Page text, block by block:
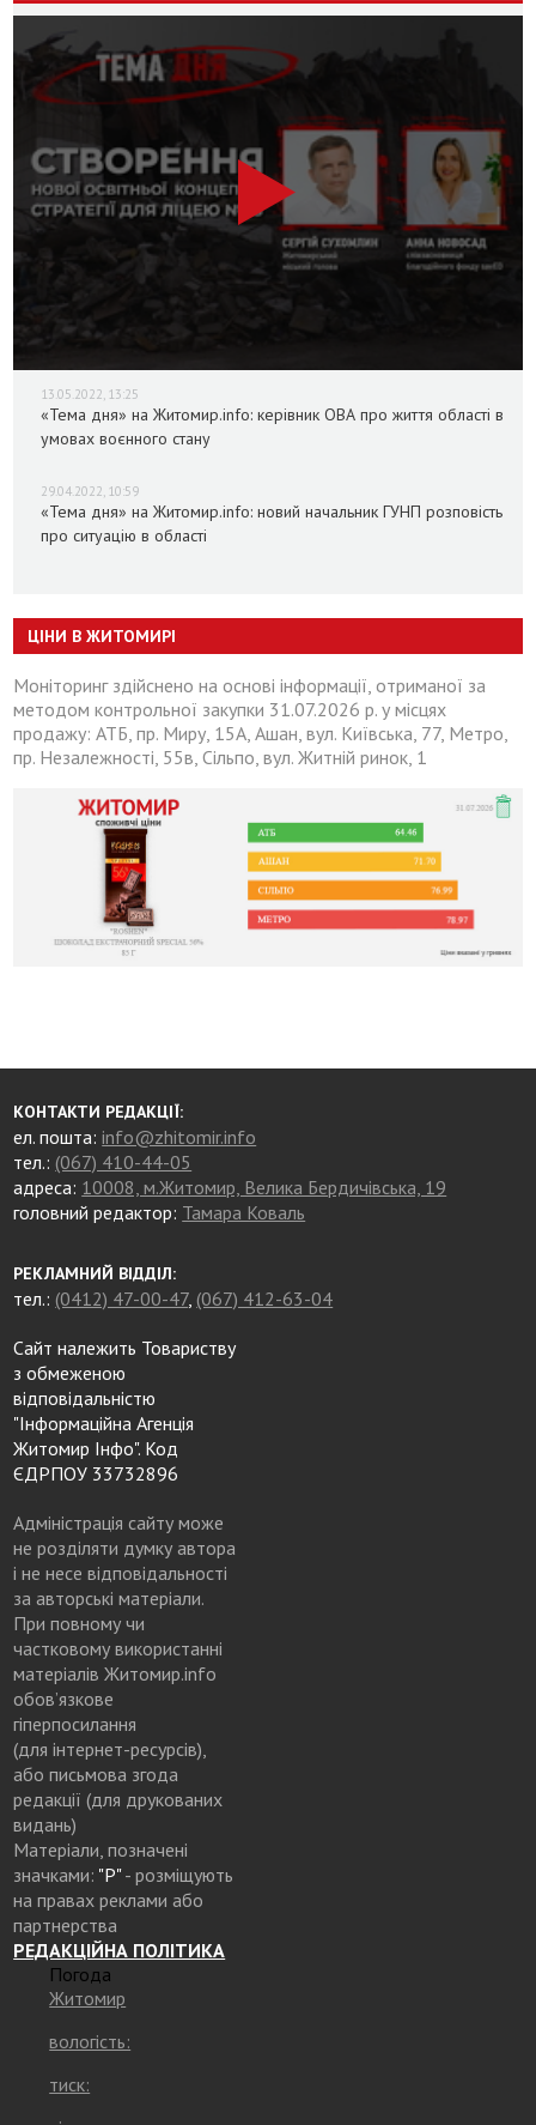
13.05.2022, 13:25
«Тема дня» на Житомир.info: керівник ОВА про життя області в
умовах воєнного стану
29.04.2022, 10:59
«Тема дня» на Житомир.info: новий начальник ГУНП розповість
про ситуацію в області
ЦІНИ В ЖИТОМИРІ
Моніторинг здійснено на основі інформації, отриманої за
методом контрольної закупки 31.07.2026 р. у місцях
продажу: АТБ, пр. Миру, 15А, Ашан, вул. Київська, 77, Метро,
пр. Незалежності, 55в, Сільпо, вул. Житній ринок, 1
КОНТАКТИ РЕДАКЦІЇ:
ел. пошта:info@zhitomir.info
тел.: (067) 410-44-05
адреса: 10008, м.Житомир, Велика Бердичівська, 19
головний редактор: Тамара Коваль
РЕКЛАМНИЙ ВІДДІЛ:
тел.: (0412) 47-00-47, (067) 412-63-04
Сайт належить Товариству
з обмеженою
відповідальністю
"Інформаційна Агенція
Житомир Інфо". Код
ЄДРПОУ 33732896
Адміністрація сайту може
не розділяти думку автора
і не несе відповідальності
за авторські матеріали.
При повному чи
частковому використанні
матеріалів Житомир.info
обов’язкове
гіперпосилання
(для інтернет-ресурсів),
або письмова згода
редакції (для друкованих
видань)
Матеріали, позначені
значками: "Р"- розміщують
на правах реклами або
партнерства
РЕДАКЦІЙНА ПОЛІТИКА
Погода
Житомир
вологість:
тиск: